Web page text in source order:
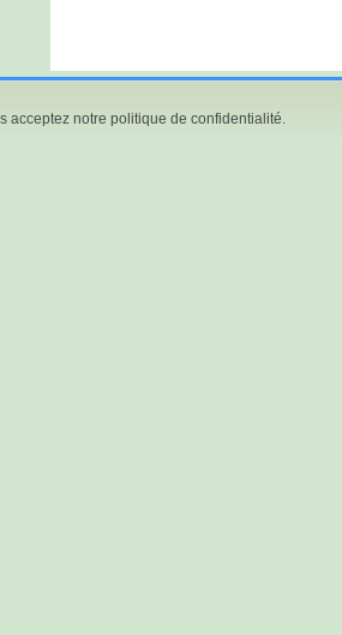
acceptez notre politique de confidentialité.